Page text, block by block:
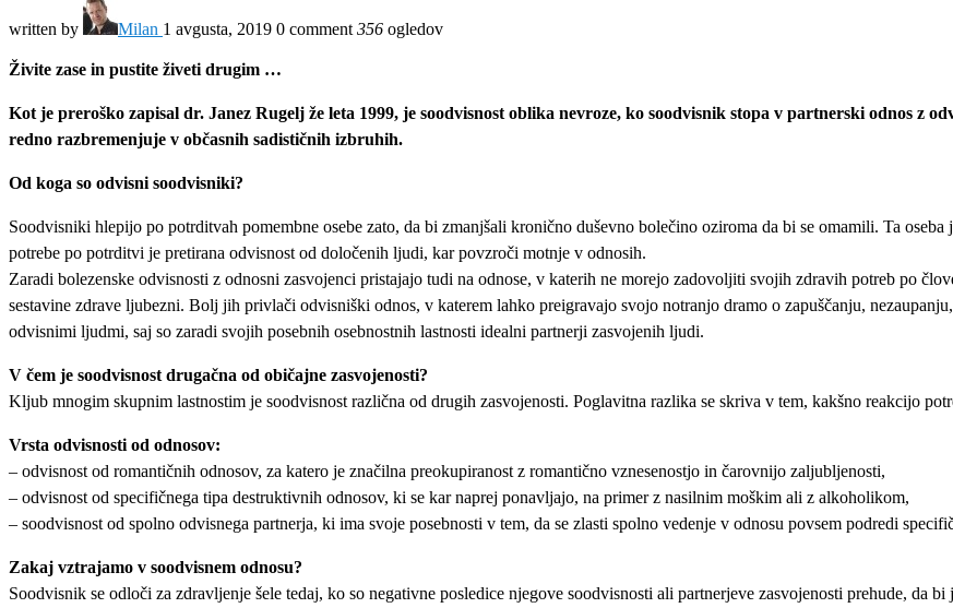
written by Milan 1 avgusta, 2019 0 comment 356 ogledov
Živite zase in pustite živeti drugim …
Kot je preroško zapisal dr. Janez Rugelj že leta 1999, je soodvisnost oblika nevroze, ko soodvisnik stopa v partnerski odnos z
redno razbremenjuje v občasnih sadističnih izbruhih.
Od koga so odvisni soodvisniki?
Soodvisniki hlepijo po potrditvah pomembne osebe zato, da bi zmanjšali kronično duševno bolečino oziroma da bi se omamili. Ta
potrebe po potrditvi je pretirana odvisnost od določenih ljudi, kar povzroči motnje v odnosih.
Zaradi bolezenske odvisnosti z odnosni zasvojenci pristajajo tudi na odnose, v katerih ne morejo zadovoljiti svojih zdravih potreb po
sestavine zdrave ljubezni. Bolj jih privlači odvisniški odnos, v katerem lahko preigravajo svojo notranjo dramo o zapuščanju,
odvisnimi ljudmi, saj so zaradi svojih posebnih osebnostnih lastnosti idealni partnerji zasvojenih ljudi.
V čem je soodvisnost drugačna od običajne zasvojenosti?
Kljub mnogim skupnim lastnostim je soodvisnost različna od drugih zasvojenosti. Poglavitna razlika se skriva v tem, kakšno reakcijo
Vrsta odvisnosti od odnosov:
– odvisnost od romantičnih odnosov, za katero je značilna preokupiranost z romantično vznesenostjo in čarovnijo zaljubljenosti,
– odvisnost od specifičnega tipa destruktivnih odnosov, ki se kar naprej ponavljajo, na primer z nasilnim moškim ali z alkoholikom,
– soodvisnost od spolno odvisnega partnerja, ki ima svoje posebnosti v tem, da se zlasti spolno vedenje v odnosu povsem podredi
Zakaj vztrajamo v soodvisnem odnosu?
Soodvisnik se odloči za zdravljenje šele tedaj, ko so negativne posledice njegove soodvisnosti ali partnerjeve zasvojenosti prehude, da